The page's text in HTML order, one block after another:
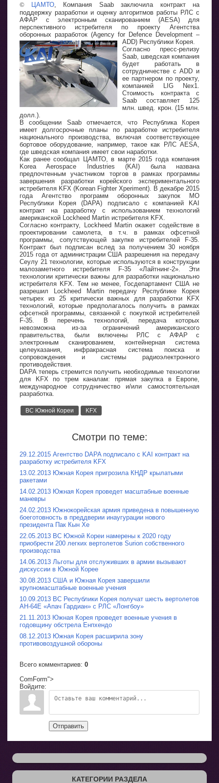
© ЦАМТО, Компания Saab заключила контракт на
поддержку разработки и оценку алгоритмов работы РЛС с
АФАР с электронным сканированием (AESA) для
перспективного истребителя по проекту Агентства
оборонных разработок (Agency for Defence Development –
ADD) Республики Корея.
Согласно пресс-релизу
Saab, шведская компания
будет работать в
сотрудничестве с ADD и
ее партнером по проекту,
компанией LIG Nex1.
Стоимость контракта с
Saab составляет 125
млн. швед. крон. (15 млн.
долл.).
В сообщении Saab отмечается, что Республика Корея
имеет долгосрочные планы по разработке истребителя
национального производства, включая соответствующее
бортовое оборудование, например, такое как РЛС AESA,
где шведская компания имеет свои наработки.
Как ранее сообщал ЦАМТО, в марте 2015 года компания
Korea Aerospace Industries (KAI) была названа
предпочтенным участником торгов в рамках программы
завершения разработки корейского экспериментального
истребителя KFX (Korean Fighter Xperiment). В декабре 2015
года Агентство программ оборонных закупок МО
Республики Корея (DAPA) подписало с компанией KAI
контракт на разработку с использованием технологий
американской Lockheed Martin истребителя KFX.
Согласно контракту, Lockheed Martin окажет содействие в
проектировании самолета, в т.ч. в рамках офсетной
программы, сопутствующей закупке истребителей F-35.
Контракт был подписан вслед за получением 30 ноября
2015 года от администрации США разрешения на передачу
Сеулу 21 технологии, которые используются в конструкции
малозаметного истребителя F-35 «Лайтнинг-2». Эти
технологии критически важны для разработки национально
истребителя KFX. Тем не менее, Госдепартамент США не
разрешил Lockheed Martin передачу Республике Корея
четырех из 25 критически важных для разработки KFX
технологий, которые предполагалось получить в рамках
офсетной программы, связанной с покупкой истребителей
F-35. В перечень технологий, передача которых
невозможна из-за ограничений американского
правительства, были включены РЛС с АФАР с
электронным сканированием, контейнерная система
целеуказания, инфракрасная система поиска и
сопровождения и системы радиоэлектронного
противодействия.
DAPA теперь стремится получить необходимые технологии
для KFX по трем каналам: прямая закупка в Европе,
международное сотрудничество и/или самостоятельная
разработка.
ВС Южной Кореи KFX
Смотри по теме:
29.12.2015 Агентство DAPA подписало с KAI контракт на
разработку истребителя KFX
13.02.2013 Южная Корея пригрозила КНДР крылатыми
ракетами
14.02.2013 Южная Корея проведет масштабные военные
маневры
24.02.2013 Южнокорейская армия приведена в повышенную
боеготовность в преддверии инаугурации нового
президента Пак Кын Хе
22.05.2013 ВС Южной Кореи намерены к 2020 году
приобрести 200 легких вертолетов Surion собственного
производства
14.06.2013 Льготы для отслуживших в армии вызывают
дискуссии в Южной Корее
30.08.2013 США и Южная Корея завершили
крупномасштабные военные учения
10.09.2013 ВС Республики Корея получат шесть вертолетов
AH-64E «Апач Гардиан» с РЛС «Лонгбоу»
21.11.2013 Южная Корея проведет военные учения в
годовщину обстрела Енпхендо
08.12.2013 Южная Корея расширила зону
противовоздушной обороны
Всего комментариев: 0
ComForm">
Войдите:
Отправить
КАТЕГОРИИ РАЗДЕЛА